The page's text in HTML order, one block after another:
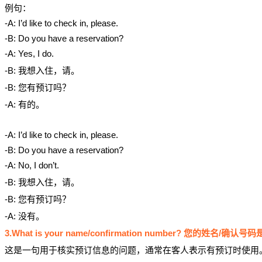
例句：
-A: I’d like to check in, please.
-B: Do you have a reservation?
-A: Yes, I do.
-B: 我想入住，请。
-B: 您有预订吗？
-A: 有的。
-A: I’d like to check in, please.
-B: Do you have a reservation?
-A: No, I don’t.
-B: 我想入住，请。
-B: 您有预订吗？
-A: 没有。
3.What is your name/confirmation number? 您的姓名/确认号码
这是一句用于核实预订信息的问题，通常在客人表示有预订时使用